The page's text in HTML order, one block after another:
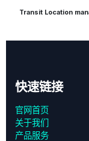
Transit Location
快速链接
官网首页
关于我们
产品服务